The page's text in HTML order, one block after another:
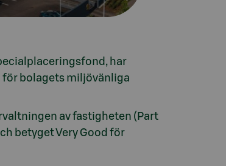
har
för bolagets miljövänliga
av fastigheten (Part
betyget Very Good för